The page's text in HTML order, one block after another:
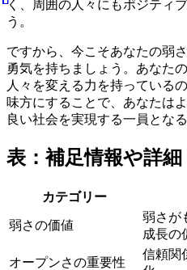
く、周囲の人々にもポジティ
う。
ですから、今こそあなたの弱
勇気を持ちましょう。あなた
人々を変える力を持っている
味方にすることで、あなたは
良い社会を実現する一員とな
表：補足情報や詳細
カテゴリー
弱さの価値
弱さが
成長の
オープンさの重要性
信頼関